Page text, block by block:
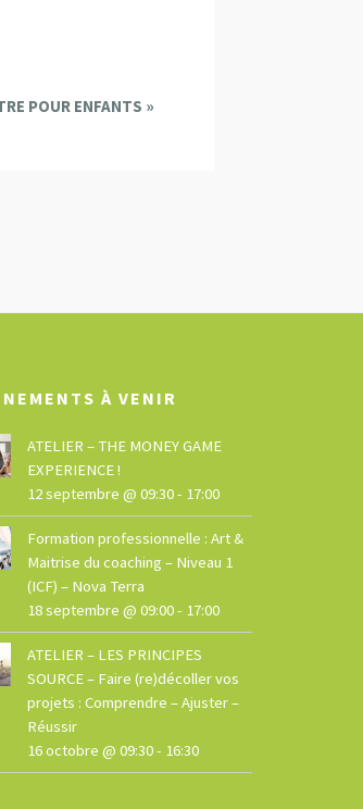
POUR ENFANTS »
À VENIR
ATELIER – THE MONEY GAME
EXPERIENCE !
12 septembre @ 09:30- 17:00
Formation professionnelle : Art &
Maitrise du coaching – Niveau 1
(ICF) – Nova Terra
18 septembre @ 09:00- 17:00
ATELIER – LES PRINCIPES
SOURCE – Faire (re)décoller vos
projets : Comprendre – Ajuster –
Réussir
16 octobre @ 09:30- 16:30